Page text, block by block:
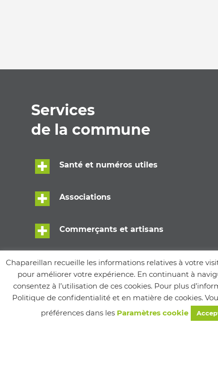
Services
de la commune
Santé et numéros utiles
Associations
Commerçants et artisans
Écoles
Services municipaux
Chapareillan recueille les informations relatives à votre
pour améliorer votre expérience. En continuant à
consentez à l’utilisation de ces cookies. Pour plus
Politique de confidentialité et en matière de cookies.
préférences dans les Paramètres cookie